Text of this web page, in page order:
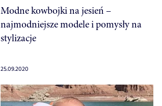
Modne kowbojki na jesień –
najmodniejsze modele i pomysły na
stylizacje
25.09.2020